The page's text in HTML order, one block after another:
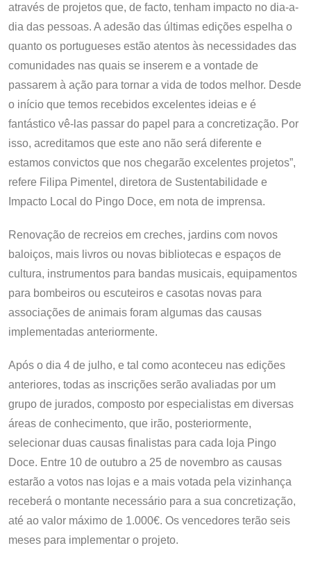
através de projetos que, de facto, tenham impacto no dia-a-
dia das pessoas. A adesão das últimas edições espelha o
quanto os portugueses estão atentos às necessidades das
comunidades nas quais se inserem e a vontade de
passarem à ação para tornar a vida de todos melhor. Desde
o início que temos recebidos excelentes ideias e é
fantástico vê-las passar do papel para a concretização. Por
isso, acreditamos que este ano não será diferente e
estamos convictos que nos chegarão excelentes projetos”,
refere Filipa Pimentel, diretora de Sustentabilidade e
Impacto Local do Pingo Doce, em nota de imprensa.
Renovação de recreios em creches, jardins com novos
baloiços, mais livros ou novas bibliotecas e espaços de
cultura, instrumentos para bandas musicais, equipamentos
para bombeiros ou escuteiros e casotas novas para
associações de animais foram algumas das causas
implementadas anteriormente.
Após o dia 4 de julho, e tal como aconteceu nas edições
anteriores, todas as inscrições serão avaliadas por um
grupo de jurados, composto por especialistas em diversas
áreas de conhecimento, que irão, posteriormente,
selecionar duas causas finalistas para cada loja Pingo
Doce. Entre 10 de outubro a 25 de novembro as causas
estarão a votos nas lojas e a mais votada pela vizinhança
receberá o montante necessário para a sua concretização,
até ao valor máximo de 1.000€. Os vencedores terão seis
meses para implementar o projeto.